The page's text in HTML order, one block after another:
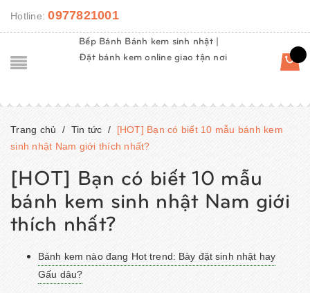
Hotline:0977821001
Bếp Bánh Bánh kem sinh nhật |
Đặt bánh kem online giao tận nơi
Trang chủ / Tin tức /
[HOT] Bạn có biết 10 mẫu bánh kem
sinh nhật Nam giới thích nhất?
[HOT] Bạn có biết 10 mẫu
bánh kem sinh nhật Nam giới
thích nhất?
Bánh kem nào đang Hot trend: Bày đặt sinh nhật hay
Gấu dâu?